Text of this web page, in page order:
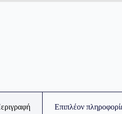
Επιπλέον